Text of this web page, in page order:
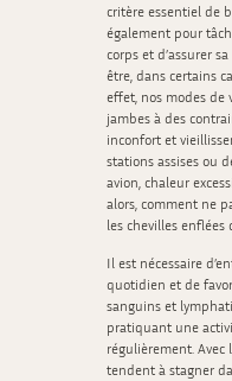
critère essentiel de
également pour
corps et d’assurer
être, dans certains
effet, nos modes de
jambes à des
inconfort et
stations assises ou
avion, chaleur
alors, comment ne
les chevilles enflées
Il est nécessaire
quotidien et de
sanguins et
pratiquant une
régulièrement. Avec
tendent à stagner